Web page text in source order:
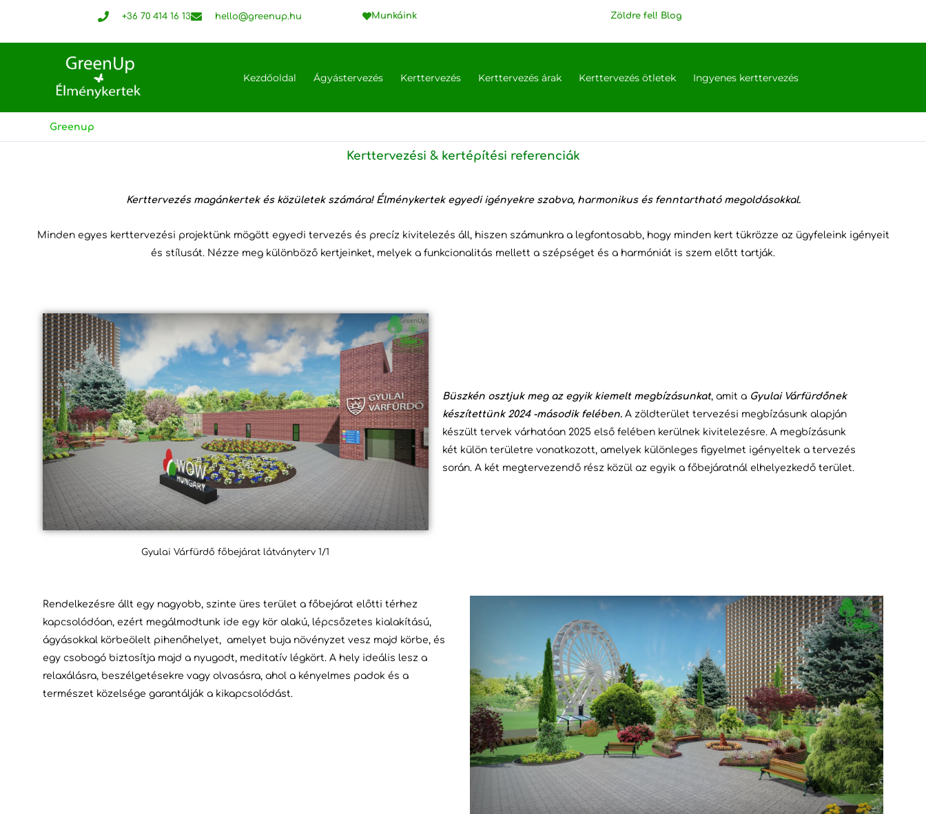
content
+36 70 414 16 13 hello@greenup.hu Munkáink Zöldre fel! Blog
Kezdőoldal Ágyástervezés Kerttervezés Kerttervezés árak Kerttervezés ötletek Ingyenes kerttervezés
Greenup
Kerttervezési & kertépítési referenciák
Kerttervezés magánkertek és közületek számára! Élménykertek egyedi igényekre szabva, harmonikus és fenntartható megoldásokkal.
Minden egyes kerttervezési projektünk mögött egyedi tervezés és precíz kivitelezés áll, hiszen számunkra a legfontosabb, hogy minden kert tükrözze az ügyfeleink igényeit
és stílusát. Nézze meg különböző kertjeinket, melyek a funkcionalitás mellett a szépséget és a harmóniát is szem előtt tartják.
Gyulai Várfürdő főbejárat látványterv 1/1
Büszkén osztjuk meg az egyik kiemelt megbízásunkat, amit a Gyulai Várfürdőnek
készítettünk 2024 -második felében.A zöldterület tervezési megbízásunk alapján
készült tervek várhatóan 2025 első felében kerülnek kivitelezésre. A megbízásunk
két külön területre vonatkozott, amelyek különleges figyelmet igényeltek a tervezés
során. A két megtervezendő rész közül az egyik a főbejáratnál elhelyezkedő terület.
Rendelkezésre állt egy nagyobb, szinte üres terület a főbejárat előtti térhez
kapcsolódóan, ezért megálmodtunk ide egy kör alakú, lépcsőzetes kialakítású,
ágyásokkal körbeölelt pihenőhelyet, amelyet buja növényzet vesz majd körbe, és
egy csobogó biztosítja majd a nyugodt, meditatív légkört. A hely ideális lesz a
relaxálásra, beszélgetésekre vagy olvasásra, ahol a kényelmes padok és a
természet közelsége garantálják a kikapcsolódást.